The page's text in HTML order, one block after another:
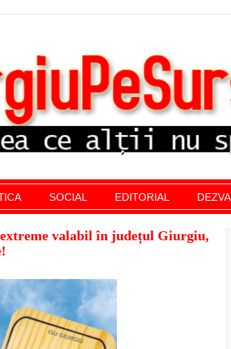
politice, social economic, editoriale
SOCIAL EDITORIAL
valabil în județul Giurgiu,